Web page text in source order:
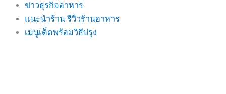
ข่าวธุรกิจอาหาร
แนะนำร้าน รีวิวร้านอาหาร
เมนูเด็ดพร้อมวิธีปรุง